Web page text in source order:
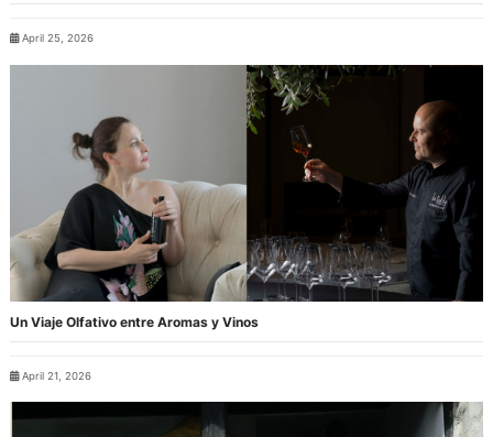
April 25, 2026
Un Viaje Olfativo entre Aromas y Vinos
April 21, 2026